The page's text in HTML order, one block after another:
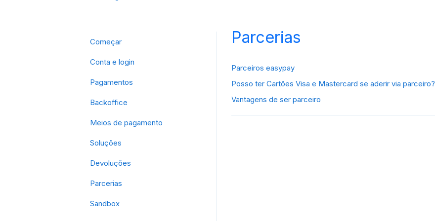
Parcerias
Parceiros easypay
Posso ter Cartões Visa e Mastercard se aderir via parceiro?
Vantagens de ser parceiro
Começar
Conta e login
Pagamentos
Backoffice
Meios de pagamento
Soluções
Devoluções
Parcerias
Sandbox